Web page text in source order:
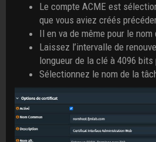
Le compte ACME est
que vous aviez créés
Il en va de même pour le nom
Laissez l’intervalle de
longueur de la clé à 4096 bits
Sélectionnez le nom de la